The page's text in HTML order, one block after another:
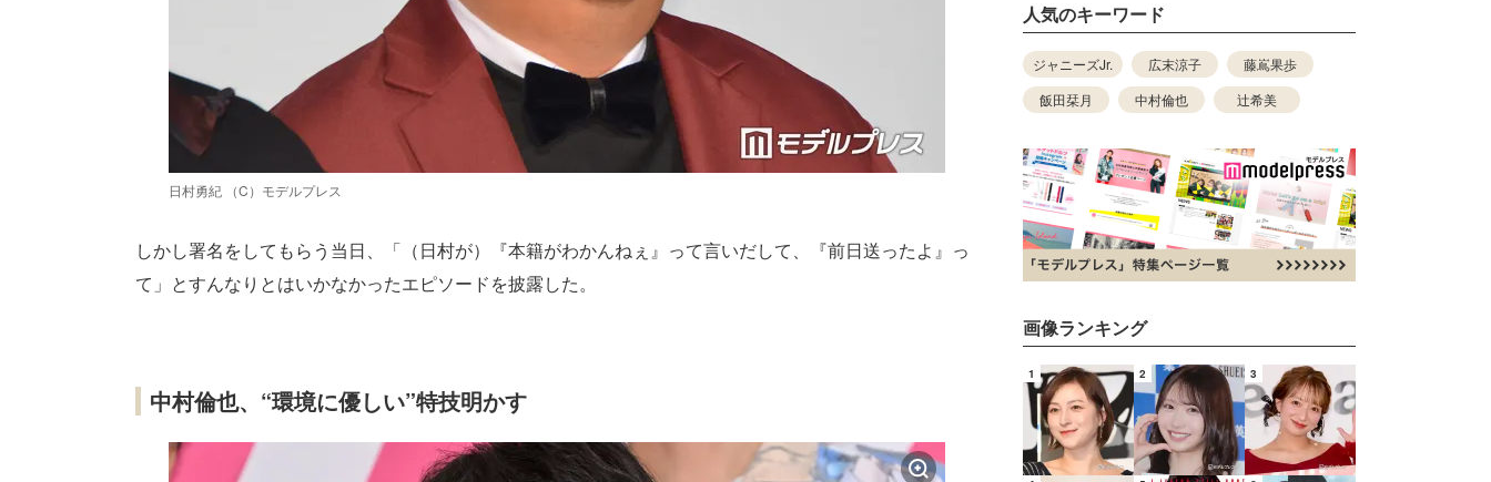
日村勇紀 （C）モデルプレス
しかし署名をしてもらう当日、「（日村が）『本籍がわかんねぇ』って言いだして、『前日送ったよ』っ
て」とすんなりとはいかなかったエピソードを披露した。
中村倫也、“環境に優しい”特技明かす
人気のキーワード
ジャニーズJr. 広末涼子
藤嶌果歩
飯田栞月
中村倫也 辻希美
画像ランキング
1 2 3